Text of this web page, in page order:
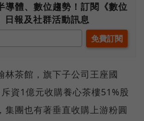
導體、數位趨勢！訂閱《數位
日報及社群活動訊息
林茶館，旗下子公司王座國
資1億元收購養心茶樓51%股
集團也有著垂直收購上游粉圓